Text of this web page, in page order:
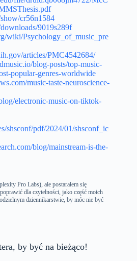
cr56n1584
9019s289f
wiki/Psychology_of_music_pre
articles/PMC4542684/
blog-posts/top-music-
popular-genres-worldwide
music-taste-neuroscience-
electronic-music-on-tiktok-
shsconf/pdf/2024/01/shsconf_ic
blog/mainstream-is-the-
Pro Labs), ale postarałem się
dla czytelności, jako część moich
dziennikarstwie, by móc nie być
by być na bieżąco!